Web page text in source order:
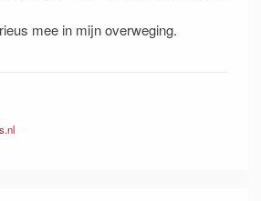
mee in mijn overweging.